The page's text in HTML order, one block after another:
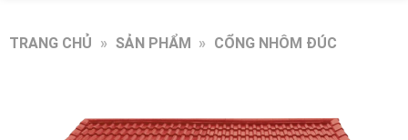
TRANG CHỦ » SẢN PHẨM » CỔNG NHÔM ĐÚC